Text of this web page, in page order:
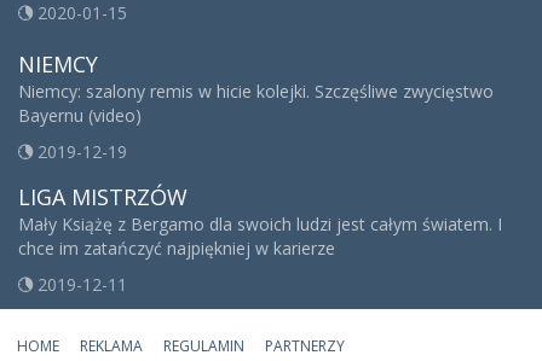
2020-01-15
NIEMCY
Niemcy: szalony remis w hicie kolejki. Szczęśliwe zwycięstwo
Bayernu (video)
2019-12-19
LIGA MISTRZÓW
Mały Książę z Bergamo dla swoich ludzi jest całym światem. I
chce im zatańczyć najpiękniej w karierze
2019-12-11
HOME REKLAMA REGULAMIN PARTNERZY